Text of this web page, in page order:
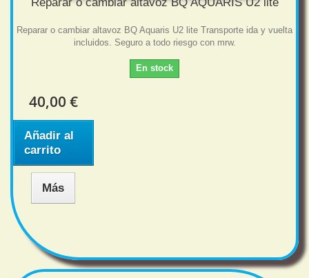
Reparar o cambiar altavoz BQ Aquaris U2 lite Transporte ida y vuelta
incluidos. Seguro a todo riesgo con mrw.
En stock
40,00 €
Añadir al
carrito
Más